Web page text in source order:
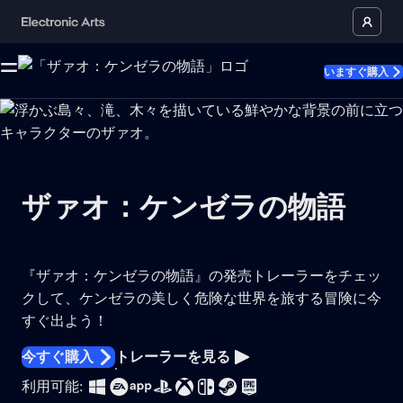
いますぐ購入
ザァオ：ケンゼラの物語
『ザァオ：ケンゼラの物語』の発売トレーラーをチェッ
クして、ケンゼラの美しく危険な世界を旅する冒険に今
すぐ出よう！
今すぐ購入
トレーラーを見る
利用可能: